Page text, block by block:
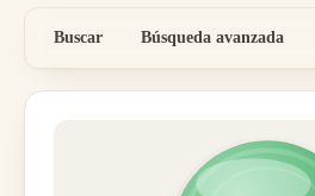
Buscar Búsqueda avanzada